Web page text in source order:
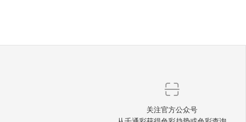
关注官方公众号